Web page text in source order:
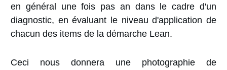
en général une fois pas an dans le cadre d'un
diagnostic, en évaluant le niveau d'application de
chacun des items de la démarche Lean.
Ceci nous donnera une photographie de